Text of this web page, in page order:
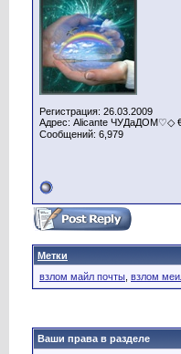
Регистрация: 26.03.2009
Адрес: Alicante ЧУДаДОМ♡◇
Сообщений: 6,979
Метки
взлом майл почты взлом
Ваши права в разделе